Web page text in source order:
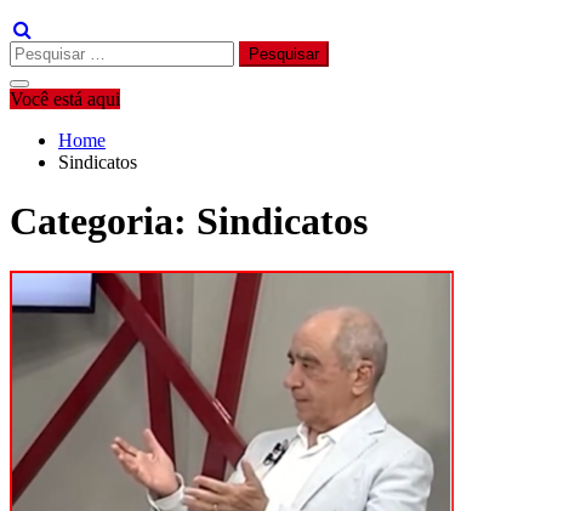
Pesquisar
por:
Você está aqui
Home
Sindicatos
Categoria: Sindicatos